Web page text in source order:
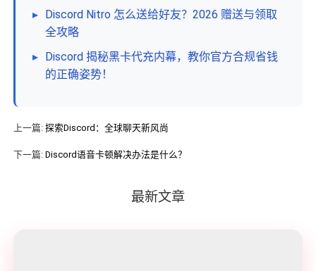
▸
Discord Nitro 怎么送给好友？2026 赠送与领取
全攻略
▸
Discord 揭秘黑卡代充内幕，教你官方合规省钱
的正确姿势！
上一篇: 探索Discord：全球聊天新风尚
下一篇: Discord语音卡顿解决办法是什么？
最新文章